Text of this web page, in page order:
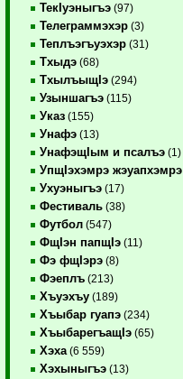
ТекIуэныгъэ (97)
Телеграммэхэр (3)
Теплъэгъуэхэр (31)
Тхыдэ (68)
ТхылъыщIэ (294)
Узыншагъэ (115)
Указ (155)
Унафэ (13)
УнафэщIым и псалъэ (1)
УпщIэхэмрэ жэуапхэмрэ
Ухуэныгъэ (17)
Фестиваль (38)
Футбол (547)
ФщIэн папщIэ (11)
Фэ фщIэрэ (8)
Фэеплъ (213)
Хъуэхъу (189)
Хъыбар гуапэ (234)
ХъыбарегъащIэ (65)
Хэха (6 559)
Хэхыныгъэ (13)